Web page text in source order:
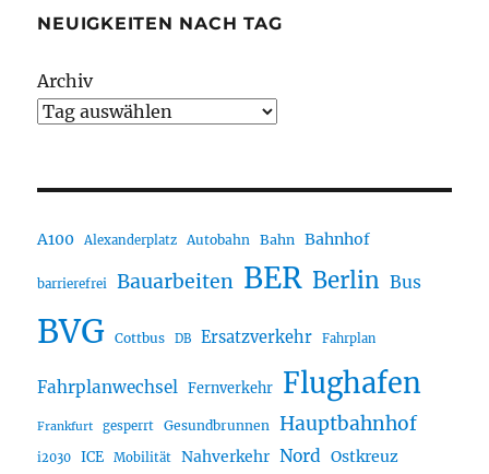
NEUIGKEITEN NACH TAG
Archiv
A100 Alexanderplatz Autobahn Bahn Bahnhof
barrierefrei Bauarbeiten BER Berlin Bus
BVG Cottbus DB Ersatzverkehr Fahrplan
Fahrplanwechsel Fernverkehr Flughafen
Frankfurt gesperrt Gesundbrunnen Hauptbahnhof
i2030 ICE Mobilität Nahverkehr Nord Ostkreuz